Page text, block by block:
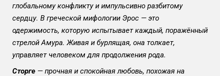
глобальному конфликту и импульсивно разбитому
сердцу. В греческой мифологии Эрос — это
одержимость, которую испытывает каждый, поражённый
стрелой Амура. Живая и бурлящая, она толкает,
управляет человеком для продолжения рода.
Сторге — прочная и спокойная любовь, похожая на